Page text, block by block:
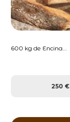
600 kg de Encina...
250 €